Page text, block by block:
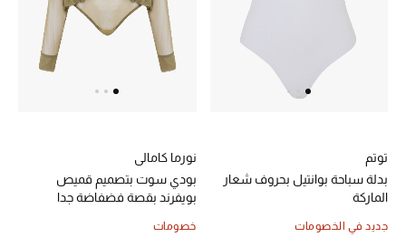
مستلزمات المنزل
المجوهرات
توتم
بدلة سباحة بوانتيل بحروف شعار
الماركة
جديد في الخصومات
نورما كامالي
بودي سوت بتصميم قميص
بويفرند بقصة فضفاضة جدا
خصومات